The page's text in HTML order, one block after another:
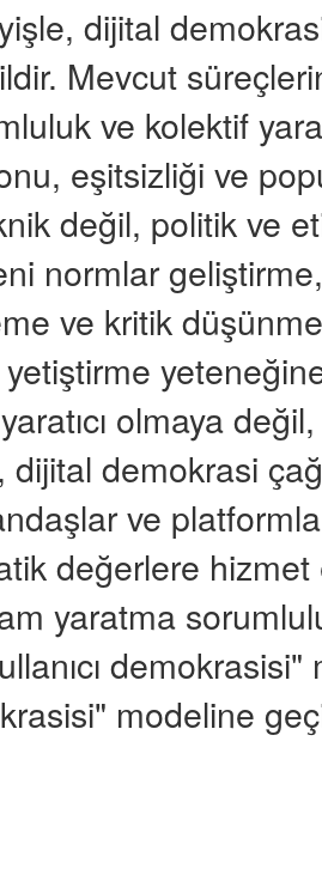
dijital
Mevcut
ve kolektif
eşitsizliği ve
değil, politik ve
normlar
ve kritik
olmaya
demokrasi
ve
değerlere hizmet
yaratma
modeline